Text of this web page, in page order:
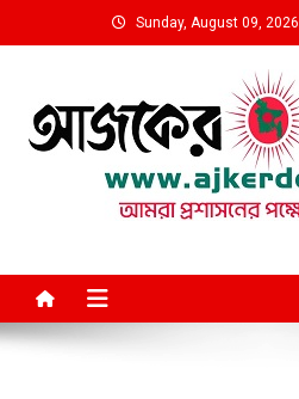
to
Sunday, August 09, 2026